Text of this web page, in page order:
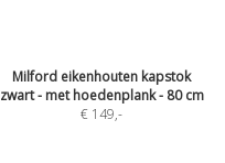
Milford eikenhouten kapstok
zwart - met hoedenplank - 80 cm
€ 149,-